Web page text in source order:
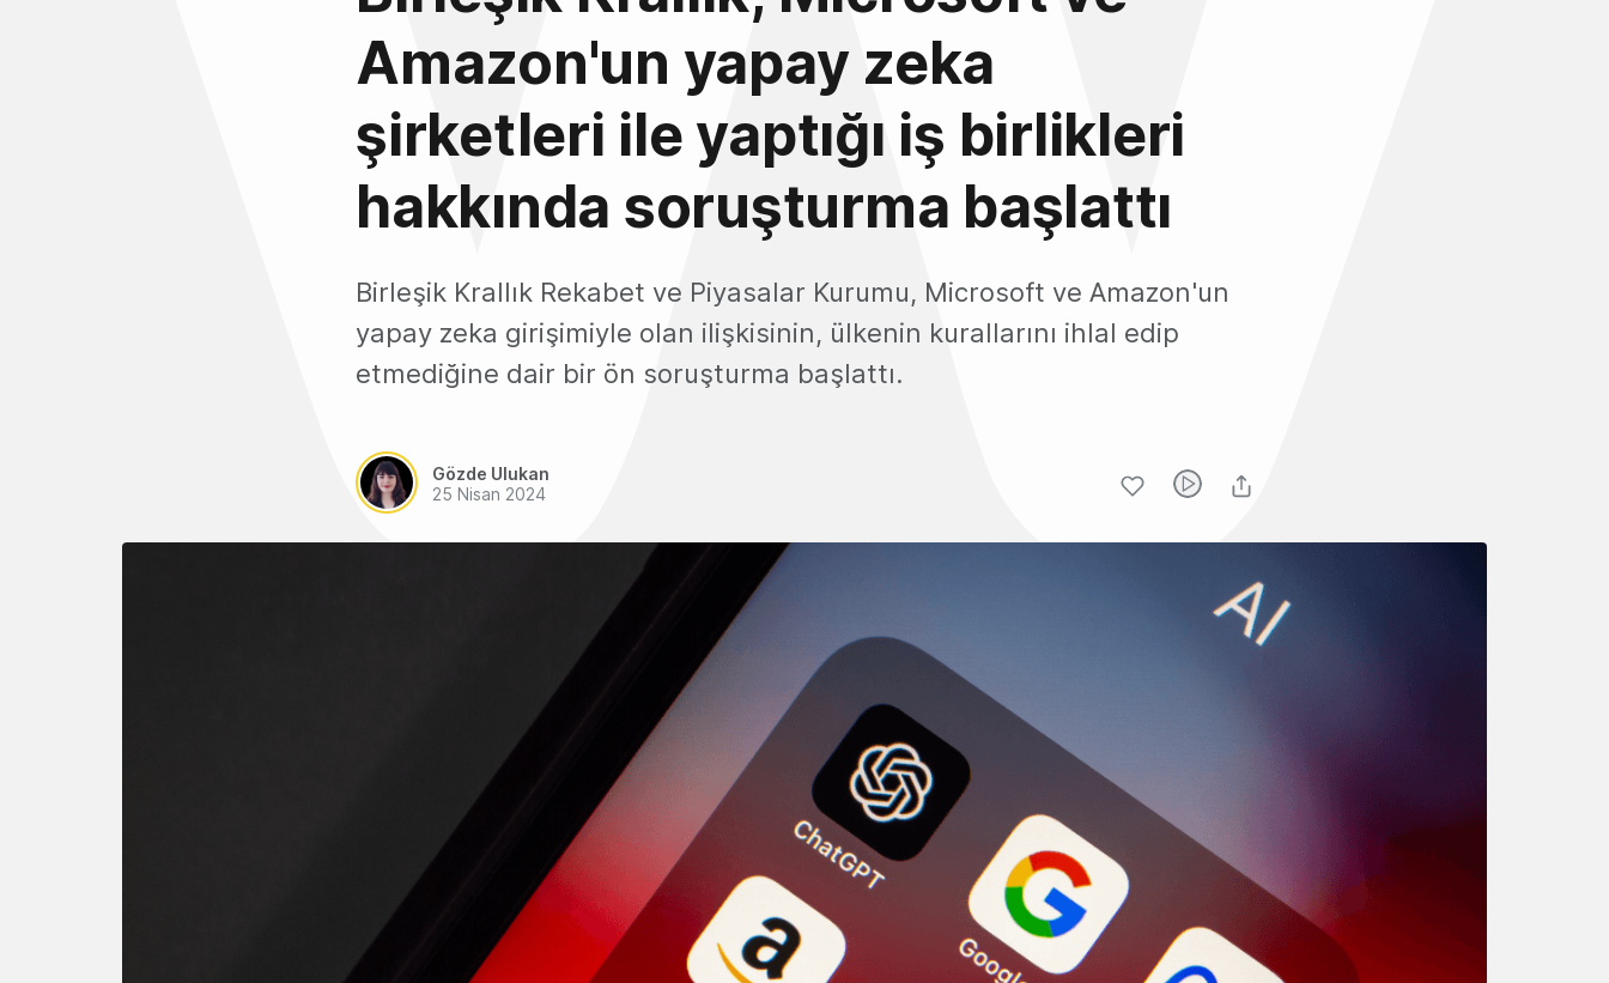
Amazon'un yapay zeka
şirketleri ile yaptığı iş birlikleri
hakkında soruşturma başlattı
Birleşik Krallık Rekabet ve Piyasalar Kurumu, Microsoft ve Amazon'un
yapay zeka girişimiyle olan ilişkisinin, ülkenin kurallarını ihlal edip
etmediğine dair bir ön soruşturma başlattı.
Gözde Ulukan
25 Nisan 2024